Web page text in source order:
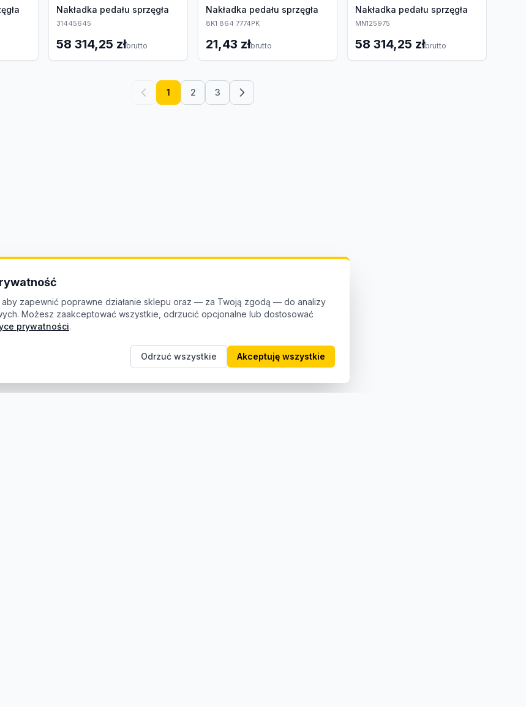
Nakładka pedału sprzęgła
31445645
58 314,25 złbrutto
Nakładka pedału sprzęgła
8K1 864 7774PK
21,43 złbrutto
Nakładka pedału sprzęgła
MN125975
58 314,25 złbrutto
1 2 3
zapewnić poprawne działanie sklepu oraz — za Twoją zgodą — do analizy
Możesz zaakceptować wszystkie, odrzucić opcjonalne lub dostosować
prywatności.
Odrzuć wszystkie Akceptuję wszystkie